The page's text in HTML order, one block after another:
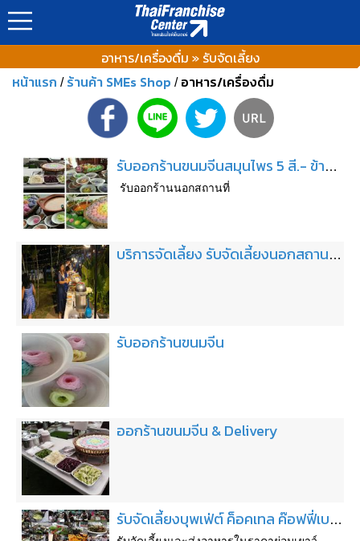
อาหาร/เครื่องดื่ม » รับจัดเลี้ยง
หน้าแรก / ร้านค้า SMEs Shop / อาหาร/เครื่องดื่ม
รับออกร้านขนมจีนสมุนไพร 5 สี.- ข้าวยำปักษ์ใต้
รับออกร้านนอกสถานที่
บริการจัดเลี้ยง รับจัดเลี้ยงนอกสถานที่ ทำบุญ ชลบุรี ระยอง
รับออกร้านขนมจีน
ออกร้านขนมจีน & Delivery
รับจัดเลี้ยงบุพเฟ่ต์ ค็อคเทล ค๊อฟฟี่เบรค ซุ้มอาหาร ราคาย่อมเยาว์